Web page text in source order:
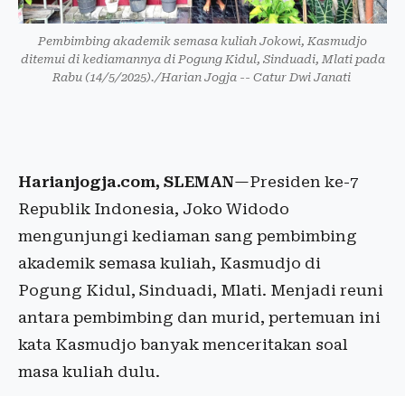
Pembimbing akademik semasa kuliah Jokowi, Kasmudjo
ditemui di kediamannya di Pogung Kidul, Sinduadi, Mlati pada
Rabu (14/5/2025)./Harian Jogja -- Catur Dwi Janati
Harianjogja.com, SLEMAN—Presiden ke-7
Republik Indonesia, Joko Widodo
mengunjungi kediaman sang pembimbing
akademik semasa kuliah, Kasmudjo di
Pogung Kidul, Sinduadi, Mlati. Menjadi reuni
antara pembimbing dan murid, pertemuan ini
kata Kasmudjo banyak menceritakan soal
masa kuliah dulu.